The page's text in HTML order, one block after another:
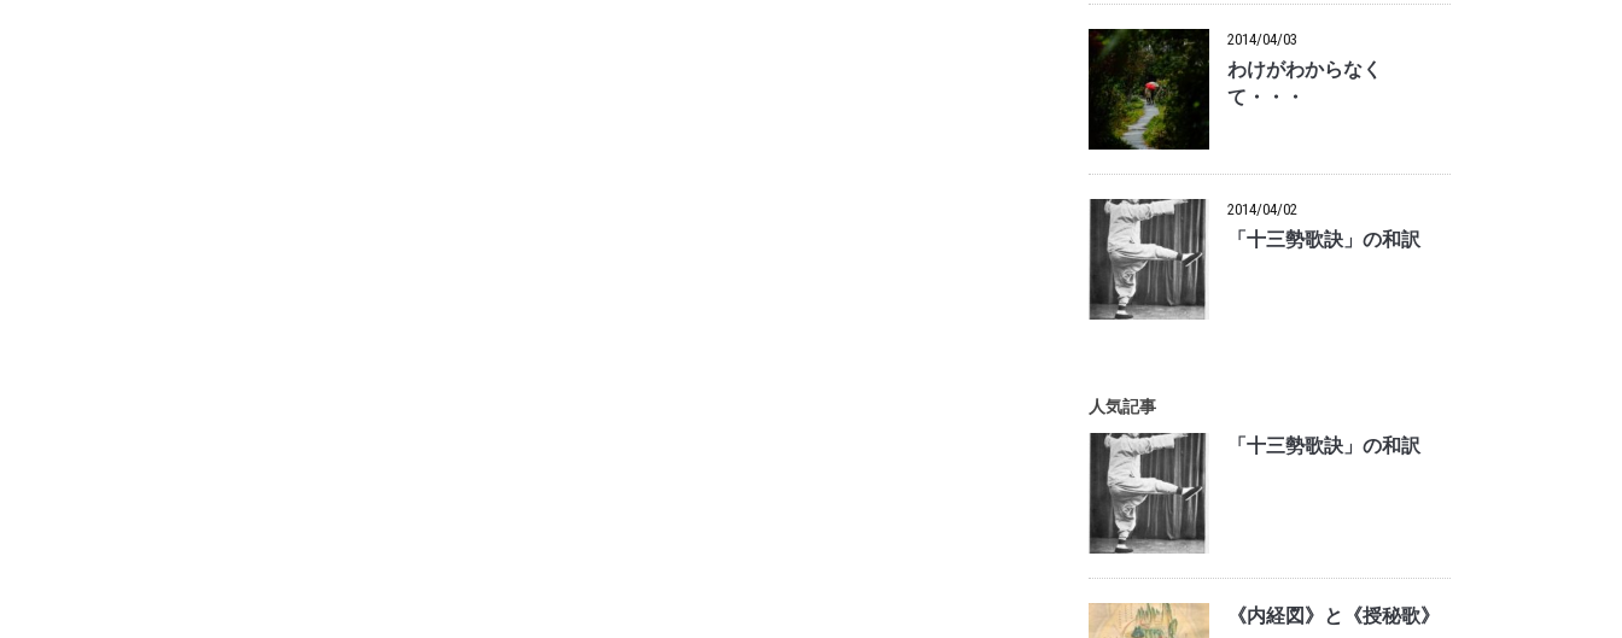
2014/04/03
わけがわからなく
て・・・
2014/04/02
「十三勢歌訣」の和訳
人気記事
「十三勢歌訣」の和訳
《内経図》と《授秘歌》